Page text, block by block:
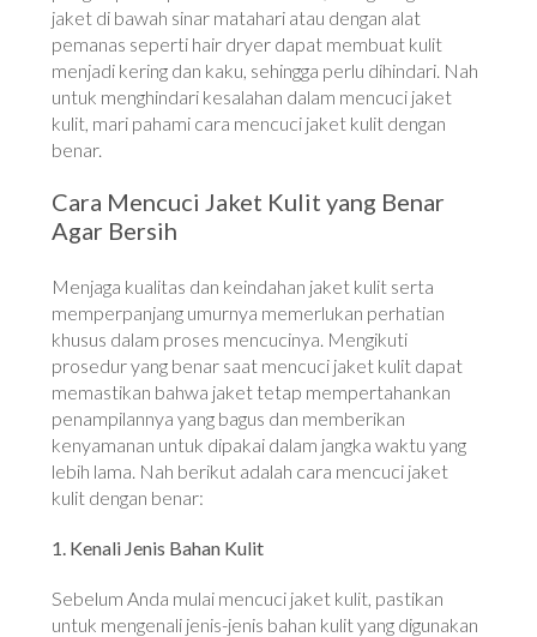
jaket di bawah sinar matahari atau dengan alat
pemanas seperti hair dryer dapat membuat kulit
menjadi kering dan kaku, sehingga perlu dihindari. Nah
untuk menghindari kesalahan dalam mencuci jaket
kulit, mari pahami cara mencuci jaket kulit dengan
benar.
Cara Mencuci Jaket Kulit yang Benar
Agar Bersih
Menjaga kualitas dan keindahan jaket kulit serta
memperpanjang umurnya memerlukan perhatian
khusus dalam proses mencucinya. Mengikuti
prosedur yang benar saat mencuci jaket kulit dapat
memastikan bahwa jaket tetap mempertahankan
penampilannya yang bagus dan memberikan
kenyamanan untuk dipakai dalam jangka waktu yang
lebih lama. Nah berikut adalah cara mencuci jaket
kulit dengan benar:
1. Kenali Jenis Bahan Kulit
Sebelum Anda mulai mencuci jaket kulit, pastikan
untuk mengenali jenis-jenis bahan kulit yang digunakan